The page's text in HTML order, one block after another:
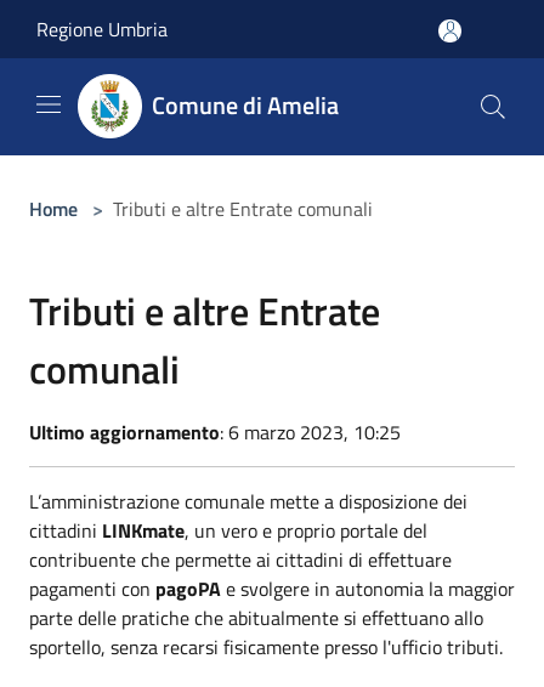
Regione Umbria
Comune di Amelia
Home > Tributi e altre Entrate comunali
Tributi e altre Entrate
comunali
Ultimo aggiornamento: 6 marzo 2023, 10:25
L’amministrazione comunale mette a disposizione dei
cittadini LINKmate, un vero e proprio portale del
contribuente che permette ai cittadini di effettuare
pagamenti con pagoPAe svolgere in autonomia la maggior
parte delle pratiche che abitualmente si effettuano allo
sportello, senza recarsi fisicamente presso l'ufficio tributi.